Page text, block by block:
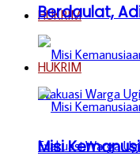
HUKRIM
Misi
Berdaulat,
HUKRIM